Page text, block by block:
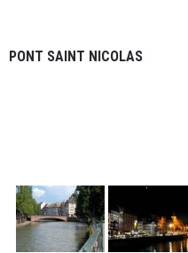
PONT SAINT NICOLAS